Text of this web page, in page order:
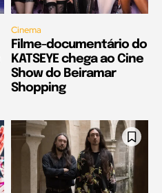
Cinema
Filme-documentário do
KATSEYE chega ao Cine
Show do Beiramar
Shopping